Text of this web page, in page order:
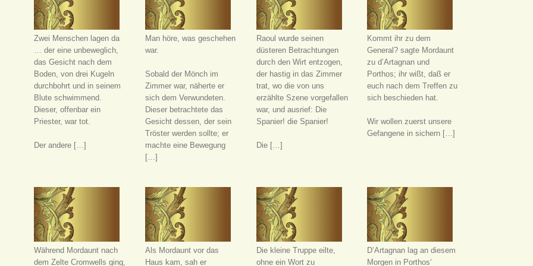
Zwei Menschen lagen da
… der eine unbeweglich,
das Gesicht nach dem
Boden, von drei Kugeln
durchbohrt und in seinem
Blute schwimmend.
Dieser, offenbar ein
Priester, war tot.
Der andere […]
Man höre, was geschehen
war.
Sobald der Mönch im
Zimmer war, näherte er
sich dem Verwundeten.
Dieser betrachtete das
Gesicht dessen, der sein
Tröster werden sollte; er
machte eine Bewegung
[…]
Raoul wurde seinen
düsteren Betrachtungen
durch den Wirt entzogen,
der hastig in das Zimmer
trat, wo die von uns
erzählte Szene vorgefallen
war, und ausrief: Die
Spanier! die Spanier!
Die […]
Kommt ihr zu dem
General? sagte Mordaunt
zu d’Artagnan und
Porthos; ihr wißt, daß er
euch nach dem Treffen zu
sich beschieden hat.
Wir wollen zuerst unsere
Gefangene in sichern […]
Während Mordaunt nach
dem Zelte Cromwells ging,
Als Mordaunt vor das
Haus kam, sah er
Die kleine Truppe eilte,
ohne ein Wort zu
D’Artagnan lag an diesem
Morgen in Porthos‘